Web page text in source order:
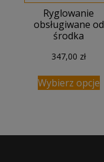
Ryglowanie
obsługiwane od
środka
347,00 zł
Wybierz opcje